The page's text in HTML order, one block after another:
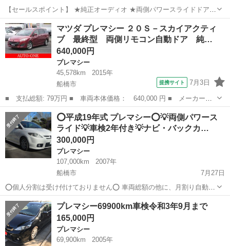
【セールスポイント】 ★純正オーディオ ★両側パワースライドドア
★ETC ★3列シート（7人乗り） ★オートエアコン お値段交渉も可能
です！ 是非お問い合わせお願い致します！ 詳しくはCartree...
千葉 船橋市 プレマシー
マツダ プレマシー ２０Ｓ－スカイアクティ
ブ 最終型 両側リモコン自動ドア 純…
640,000円
プレマシー
45,578km
2015年
船橋市
提携サイト 7月3日
■ 支払総額: 79万円 ■ 車両本体価格： 640,000 円 ■ メーカー
名： マツダ ■ 車種名： プレマシー ■ グレード名： ２０Ｓ－
スカイアクティブ 最終型 両側リモコン自動ドア 純正フルエア
ロ ＤＶＤ再生対応...
千葉 船橋市 プレマシー
⭕平成19年式 プレマシー⭕💡両側パワース
ライド💡車検2年付き💡ナビ・バックカ…
300,000円
プレマシー
107,000km
2007年
船橋市
7月27日
⭕個人分割は受け付けておりません⭕ 車両総額の他に、月割り自動車
税がかかります。 遠方の地域は、別途、登録費用が掛かります。登録
費用は地域によって異なりますので、気になりましたらお問い合わせ
下さい。 🌟...
千葉 船橋市
プレマシー69900km車検令和3年9月まで
165,000円
プレマシー
69,900km
2005年